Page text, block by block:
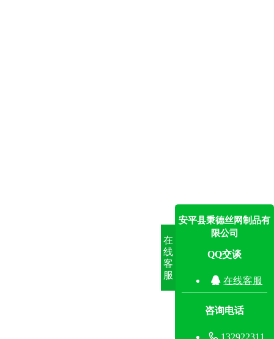
在
线
客
服
安平县秉德丝网制品有
限公司
QQ交谈
 在线客服
咨询电话
 132922311